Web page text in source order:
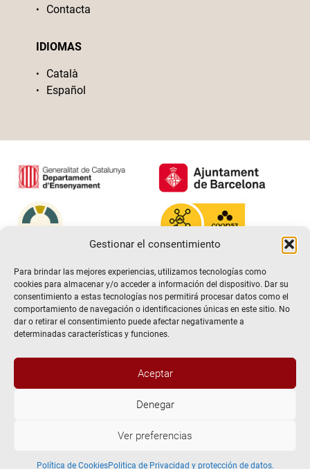
Gestionar el consentimiento
Para brindar las mejores experiencias, utilizamos tecnologías como
cookies para almacenar y/o acceder a información del dispositivo. Dar su
consentimiento a estas tecnologías nos permitirá procesar datos como el
comportamiento de navegación o identificaciones únicas en este sitio. No
dar o retirar el consentimiento puede afectar negativamente a
determinadas características y funciones.
Aceptar
Denegar
Ver preferencias
Política de CookiesPolitica de Privacidad y protección de datos.
Contacta
IDIOMAS
Català
Español
Aviso Legal
Política de Cookies